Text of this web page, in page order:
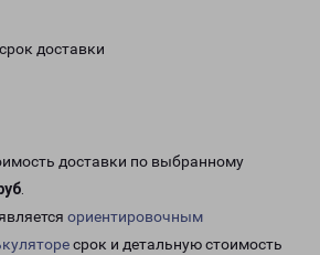
доставки
доставки по выбранному
.
ориентировочным
срок и детальную стоимость